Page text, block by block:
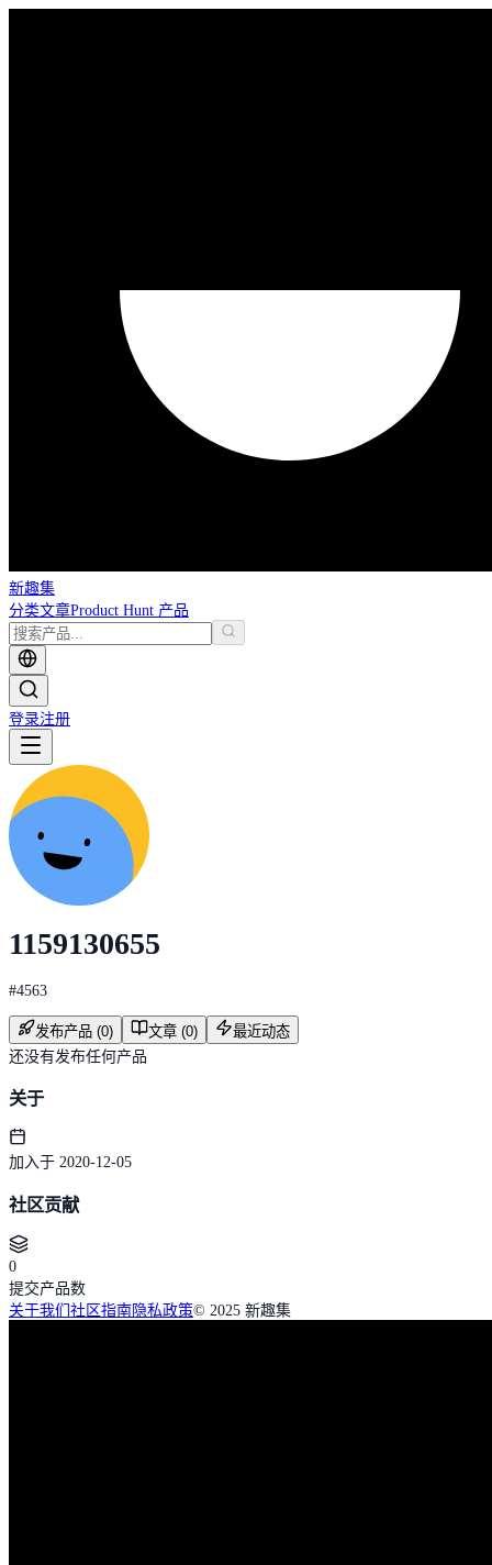
新趣集
分类文章Product Hunt 产品
登录注册
1159130655
#4563
发布产品 (0) 文章 (0)
最近动态
还没有发布任何产品
关于
加入于 2020-12-05
社区贡献
0
提交产品数
关于我们 社区指南隐私政策© 2025 新趣集